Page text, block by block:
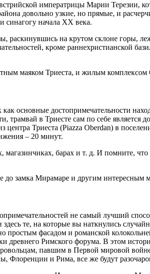
императрицы Марии Терезии,
довольно узкие, но прямые, и
начала XX века.
раскинувшись на крутом склоне горы,
кроме раннехристианской
маяком Триеста, и жилым комплексом
основные достопримечательности
трамвай в Триесте сам по себе
Триеста (Piazza Oberdan) в
– 20 минут.
магазинчиках, барах и т. д. И помните,
до замка Мирамаре и другим интересным
не самый лучший
здесь те, на которые вы наткнулись
простым фасадом и романской
древнего Римского форума. В этом
павшим в Первой мировой
Флоренции и Рима, все же будут